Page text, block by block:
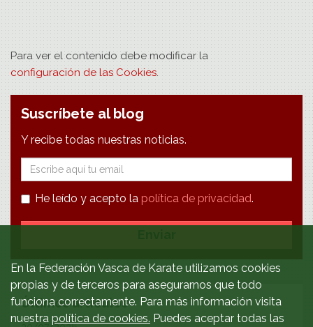
Para ver el contenido debe modificar la
configuración de las Cookies.
Suscríbete al blog
Y recibe todas nuestras noticias.
mail
He leído y acepto la política de privacidad.
Últimos artículos
En la Federación Vasca de Karate utilizamos cookies
propias y de terceros para asegurarnos que todo
funciona correctamente. Para más información visita
nuestra política de cookies. Puedes aceptar todas las